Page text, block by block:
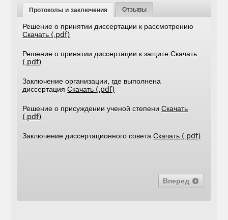
Протоколы и заключения Отзывы
Решение о принятии диссертации к рассмотрению
Скачать (.pdf)
Решение о принятии диссертации к защитеСкачать
(.pdf)
Заключение организации, где выполнена
диссертацияСкачать (.pdf)
Решение о присуждении ученой степениСкачать
(.pdf)
Заключение диссертационного советаСкачать (.pdf)
Вперед